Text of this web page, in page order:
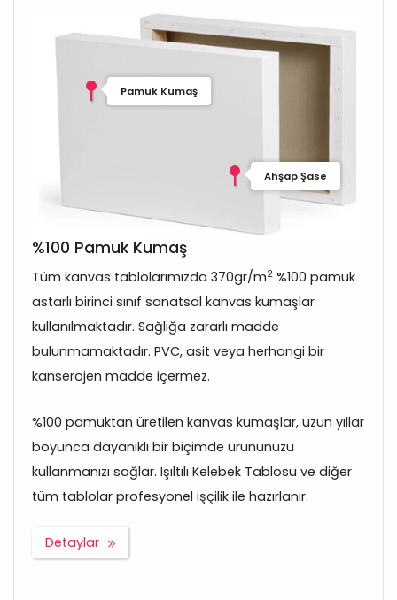
Pamuk Kumaş
Ahşap Şase
%100 Pamuk Kumaş
Tüm kanvas tablolarımızda 370gr/m2 %100 pamuk
astarlı birinci sınıf sanatsal kanvas kumaşlar
kullanılmaktadır. Sağlığa zararlı madde
bulunmamaktadır. PVC, asit veya herhangi bir
kanserojen madde içermez.
%100 pamuktan üretilen kanvas kumaşlar, uzun yıllar
boyunca dayanıklı bir biçimde ürününüzü
kullanmanızı sağlar. Işıltılı Kelebek Tablosu ve diğer
tüm tablolar profesyonel işçilik ile hazırlanır.
Detaylar